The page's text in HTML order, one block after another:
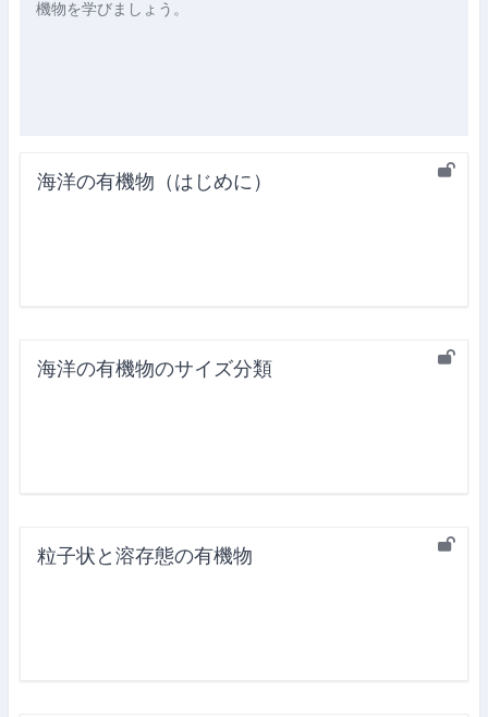
機物を学びましょう。
海洋の有機物（はじめに）
海洋の有機物のサイズ分類
粒子状と溶存態の有機物